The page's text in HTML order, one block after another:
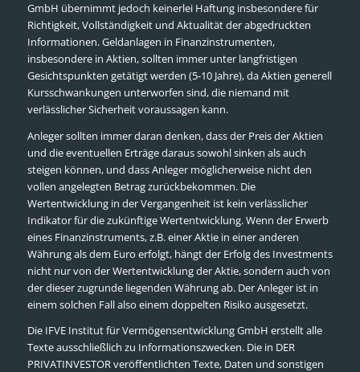
GmbH übernimmt jedoch keinerlei Haftung insbesondere für
Richtigkeit, Vollständigkeit und Aktualität der abgedruckten
Informationen. Geldanlagen in Finanzinstrumenten,
insbesondere in Aktien, sollten immer unter langfristigen
Gesichtspunkten getätigt werden (5-10 Jahre), da Aktien generell
Kursschwankungen unterworfen sind, die niemand mit
verlässlicher Sicherheit voraussagen kann.
Anleger sollten immer daran denken, dass der Preis der Aktien
und die eventuellen Erträge daraus sowohl sinken als auch
steigen können, und dass Anleger möglicherweise nicht den
vollen angelegten Betrag zurückbekommen. Die
Wertentwicklung in der Vergangenheit ist kein verlässlicher
Indikator für die zukünftige Wertentwicklung. Wenn der Erwerb
eines Finanzinstruments, z.B. einer Aktie in einer anderen
Währung als dem Euro erfolgt, hängt der Erfolg des Investments
nicht nur von der Wertentwicklung der Aktie, sondern auch von
der dieser zugrunde liegenden Währung ab. Der Anleger ist in
einem solchen Fall also einem doppelten Risiko ausgesetzt.
Die IFVE Institut für Vermögensentwicklung GmbH erstellt alle
Texte ausschließlich zu Informationszwecken. Die in DER
PRIVATINVESTOR veröffentlichten Texte, Daten und sonstigen